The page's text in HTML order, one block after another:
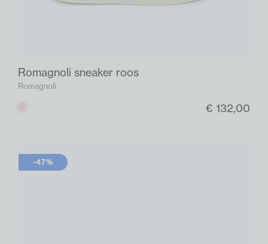
Romagnoli sneaker roos
Romagnoli
€ 132,00
-47%